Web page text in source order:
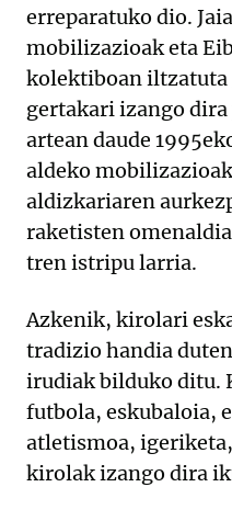
erreparatuko dio.
mobilizazioak eta
kolektiboan
gertakari izango
artean daude
aldeko
aldizkariaren
raketisten
tren istripu larria.
Azkenik, kirolari
tradizio handia
irudiak bilduko ditu.
futbola, eskubaloia,
atletismoa,
kirolak izango dira